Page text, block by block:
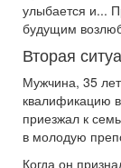
улыбается и...
будущим
Вторая
Мужчина, 35
квалификацию
приезжал к
в молодую
Когда он